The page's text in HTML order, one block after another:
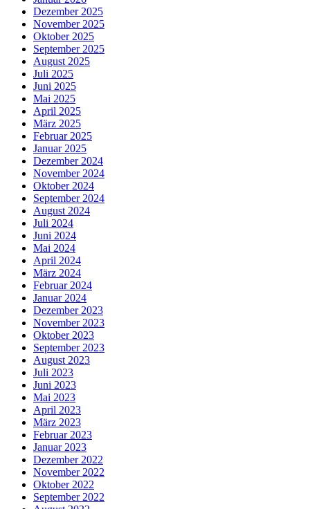
Dezember 2025
November 2025
Oktober 2025
September 2025
August 2025
Juli 2025
Juni 2025
Mai 2025
April 2025
März 2025
Februar 2025
Januar 2025
Dezember 2024
November 2024
Oktober 2024
September 2024
August 2024
Juli 2024
Juni 2024
Mai 2024
April 2024
März 2024
Februar 2024
Januar 2024
Dezember 2023
November 2023
Oktober 2023
September 2023
August 2023
Juli 2023
Juni 2023
Mai 2023
April 2023
März 2023
Februar 2023
Januar 2023
Dezember 2022
November 2022
Oktober 2022
September 2022